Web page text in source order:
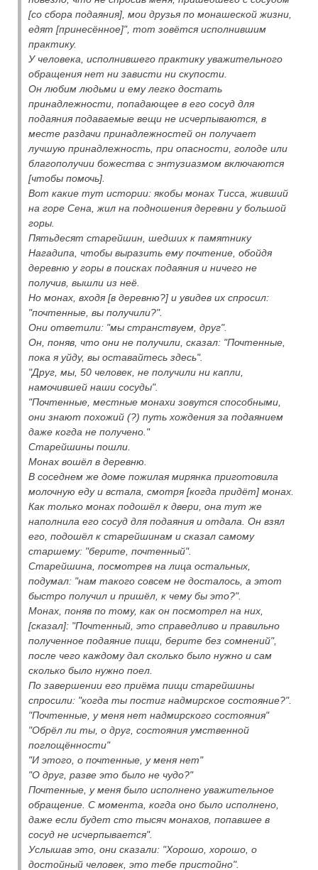
[со сбора подаяния], мои друзья по монашеской жизни,
едят [принесённое]", тот зовётся исполнившим
практику.
У человека, исполнившего практику уважительного
обращения нет ни зависти ни скупости.
Он любим людьми и ему легко достать
принадлежности, попадающее в его сосуд для
подаяния подаваемые вещи не исчерпываются, в
месте раздачи принадлежностей он получает
лучшую принадлежность, при опасности, голоде или
благополучии божества с энтузиазмом включаются
[чтобы помочь].
Вот какие тут истории: якобы монах Тисса, живший
на горе Сена, жил на подношения деревни у большой
горы.
Пятьдесят старейшин, шедших к памятнику
Нагадипа, чтобы выразить ему почтение, обойдя
деревню у горы в поисках подаяния и ничего не
получив, вышли из неё.
Но монах, входя [в деревню?] и увидев их спросил:
"почтенные, вы получили?".
Они ответили: "мы странствуем, друг".
Он, поняв, что они не получили, сказал: "Почтенные,
пока я уйду, вы оставайтесь здесь".
"Друг, мы, 50 человек, не получили ни капли,
намочившей наши сосуды".
"Почтенные, местные монахи зовутся способными,
они знают похожий (?) путь хождения за подаянием
даже когда не получено."
Старейшины пошли.
Монах вошёл в деревню.
В соседнем же доме пожилая мирянка приготовила
молочную еду и встала, смотря [когда придёт] монах.
Как только монах подошёл к двери, она тут же
наполнила его сосуд для подаяния и отдала. Он взял
его, подошёл к старейшинам и сказал самому
старшему: "берите, почтенный".
Старейшина, посмотрев на лица остальных,
подумал: "нам такого совсем не досталось, а этот
быстро получил и пришёл, к чему бы это?".
Монах, поняв по тому, как он посмотрел на них,
[сказал]: "Почтенный, это справедливо и правильно
полученное подаяние пищи, берите без сомнений",
после чего каждому дал сколько было нужно и сам
сколько было нужно поел.
По завершении его приёма пищи старейшины
спросили: "когда ты постиг надмирское состояние?".
"Почтенные, у меня нет надмирского состояния"
"Обрёл ли ты, о друг, состояния умственной
поглощённости"
"И этого, о почтенные, у меня нет"
"О друг, разве это было не чудо?"
Почтенные, у меня было исполнено уважительное
обращение. С момента, когда оно было исполнено,
даже если будет сто тысяч монахов, попавшее в
сосуд не исчерпывается".
Услышав это, они сказали: "Хорошо, хорошо, о
достойный человек, это тебе пристойно".